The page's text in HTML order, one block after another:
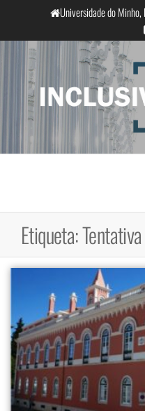
o
conteúdo
Universidade do
InclusiveCourts
Etiqueta: